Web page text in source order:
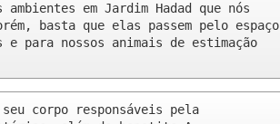
em Jardim Hadad que nós
basta que elas passem pelo espaço
para nossos animais de estimação
corpo responsáveis pela